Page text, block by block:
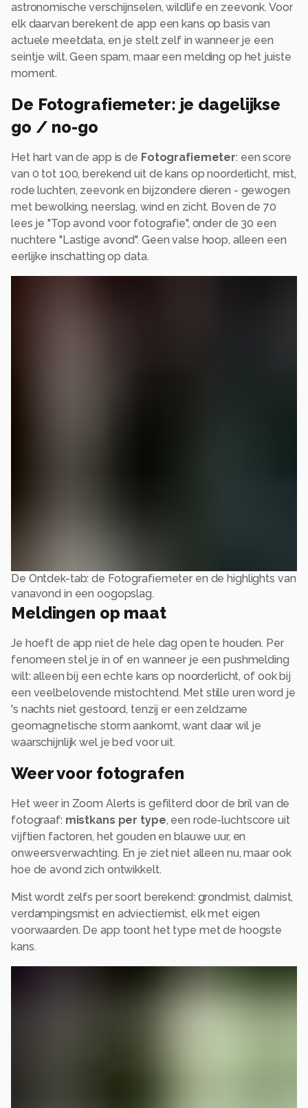
astronomische verschijnselen, wildlife en zeevonk. Voor
elk daarvan berekent de app een kans op basis van
actuele meetdata, en je stelt zelf in wanneer je een
seintje wilt. Geen spam, maar een melding op het juiste
moment.
De Fotografiemeter: je dagelijkse
go / no-go
Het hart van de app is de Fotografiemeter: een score
van 0 tot 100, berekend uit de kans op noorderlicht, mist,
rode luchten, zeevonk en bijzondere dieren - gewogen
met bewolking, neerslag, wind en zicht. Boven de 70
lees je "Top avond voor fotografie", onder de 30 een
nuchtere "Lastige avond". Geen valse hoop, alleen een
eerlijke inschatting op data.
De Ontdek-tab: de Fotografiemeter en de highlights van
vanavond in een oogopslag.
Meldingen op maat
Je hoeft de app niet de hele dag open te houden. Per
fenomeen stel je in of en wanneer je een pushmelding
wilt: alleen bij een echte kans op noorderlicht, of ook bij
een veelbelovende mistochtend. Met stille uren word je
's nachts niet gestoord, tenzij er een zeldzame
geomagnetische storm aankomt, want daar wil je
waarschijnlijk wel je bed voor uit.
Weer voor fotografen
Het weer in Zoom Alerts is gefilterd door de bril van de
fotograaf: mistkans per type, een rode-luchtscore uit
vijftien factoren, het gouden en blauwe uur, en
onweersverwachting. En je ziet niet alleen nu, maar ook
hoe de avond zich ontwikkelt.
Mist wordt zelfs per soort berekend: grondmist, dalmist,
verdampingsmist en adviectiemist, elk met eigen
voorwaarden. De app toont het type met de hoogste
kans.